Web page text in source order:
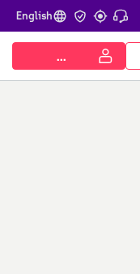
...
English